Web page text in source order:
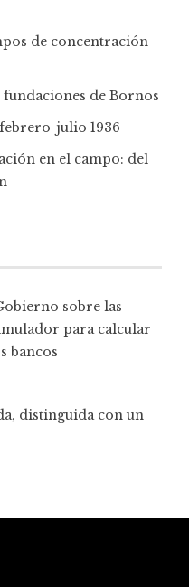
de concentración
de Bornos
julio 1936
en el campo: del
sobre las
para calcular
bancos
distinguida con un